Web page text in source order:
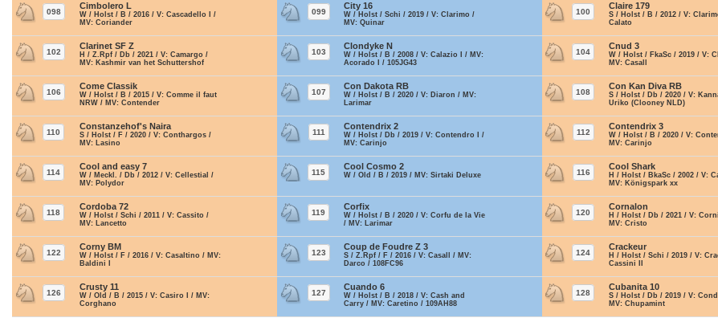
098
Cimbolero L
W / Holst / B / 2016 / V: Cascadello I /
MV: Coriander
099
City 16
W / Holst / Schi / 2019 / V: Clarimo /
MV: Quinar
100
Claire 179
S / Holst / B / 2012 / V:
Calato
102
Clarinet SF Z
H / Z.Rpf / Db / 2021 / V: Camargo /
MV: Kashmir van het Schuttershof
103
Clondyke N
W / Holst / B / 2008 / V: Calazio I / MV:
Acorado I / 105JG43
104
Cnud 3
W / Holst / FkaSc / 2019 / V:
MV: Casall
106
Come Classik
W / Holst / B / 2015 / V: Comme il faut
NRW / MV: Contender
107
Con Dakota RB
W / Holst / B / 2020 / V: Diaron / MV:
Larimar
108
Con Kan Diva RB
S / Holst / Db / 2020 / V:
Uriko (Clooney NLD)
110
Constanzehof's Naira
S / Holst / F / 2020 / V: Conthargos /
MV: Lasino
111
Contendrix 2
W / Holst / Db / 2019 / V: Contendro I /
MV: Carinjo
112
Contendrix 3
W / Holst / B / 2020 / V:
MV: Carinjo
114
Cool and easy 7
W / Meckl. / Db / 2012 / V: Cellestial /
MV: Polydor
115
Cool Cosmo 2
W / Old / B / 2019 / MV: Sirtaki Deluxe 116
Cool Shark
H / Holst / BkaSc / 2002 / V:
MV: Königspark xx
118
Cordoba 72
W / Holst / Schi / 2011 / V: Cassito /
MV: Lancetto
119
Corfix
W / Holst / B / 2020 / V: Corfu de la Vie
/ MV: Larimar
120
Cornalon
H / Holst / Db / 2021 / V:
MV: Cristo
122
Corny BM
W / Holst / F / 2016 / V: Casaltino / MV:
Baldini I
123
Coup de Foudre Z 3
S / Z.Rpf / F / 2016 / V: Casall / MV:
Darco / 108FC96
124
Crackeur
H / Holst / Schi / 2019 / V:
Cassini II
126
Crusty 11
W / Old / B / 2015 / V: Casiro I / MV:
Corghano
127
Cuando 6
W / Holst / B / 2018 / V: Cash and
Carry / MV: Caretino / 109AH88
128
Cubanita 10
S / Holst / Db / 2019 / V:
MV: Chupamint